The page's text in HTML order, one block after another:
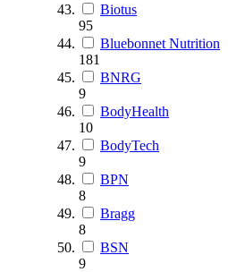
Biotus
95
Bluebonnet Nutrition
181
BNRG
9
BodyHealth
10
BodyTech
9
BPN
8
Bragg
8
BSN
9